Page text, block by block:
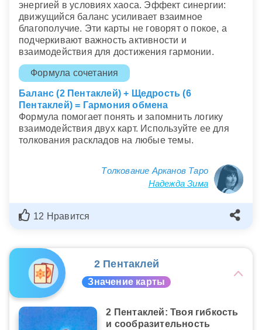
энергией в условиях хаоса. Эффект синергии:
движущийся баланс усиливает взаимное
благополучие. Эти карты не говорят о покое, а
подчеркивают важность активности и
взаимодействия для достижения гармонии.
Формула сочетания
Баланс (2 Пентаклей) + Щедрость (6
Пентаклей) = Гармония обмена
Формула помогает понять и запомнить логику
взаимодействия двух карт. Используйте ее для
толкования раскладов на любые темы.
Толкование Арканов Таро
Надежда Зима
12 Нравится
2 Пентаклей
Значение карты
2 Пентаклей: Твоя гибкость
и сообразительность